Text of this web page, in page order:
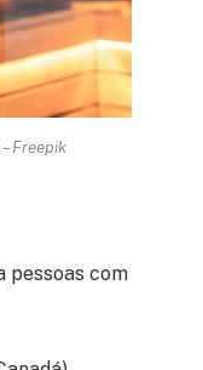
Freepik
pessoas com